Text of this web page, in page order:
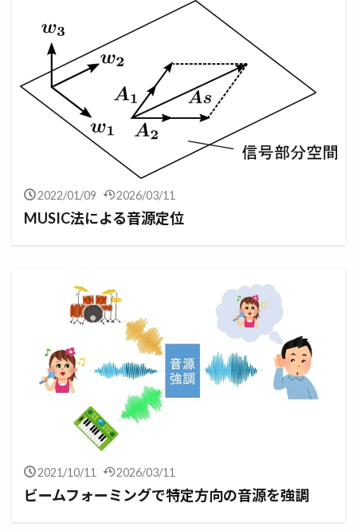
2022/01/09 2026/03/11
MUSIC法による音源定位
2021/10/11 2026/03/11
ビームフォーミングで特定方向の音源を強調